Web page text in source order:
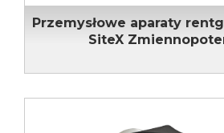
Przemysłowe aparaty
SiteX